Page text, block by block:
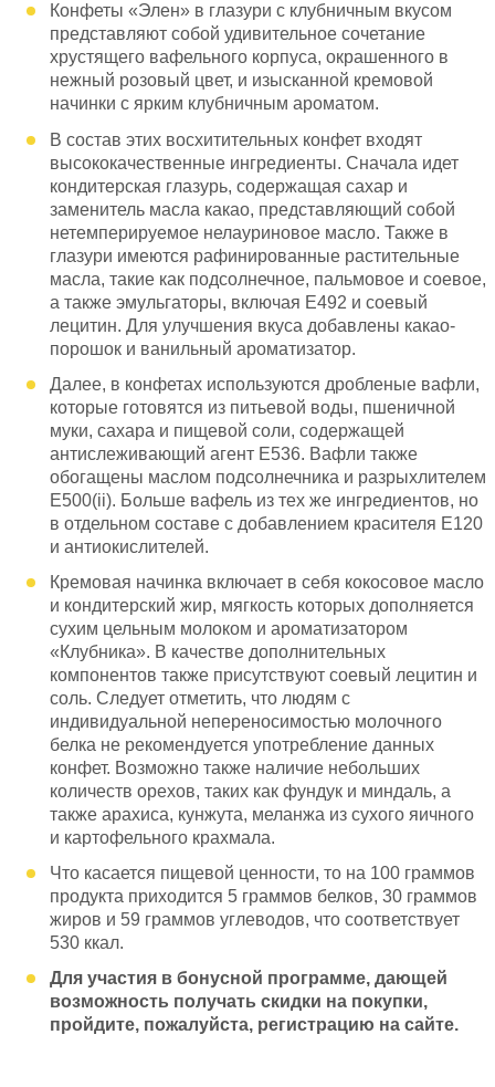
Конфеты «Элен» в глазури с клубничным вкусом
представляют собой удивительное сочетание
хрустящего вафельного корпуса, окрашенного в
нежный розовый цвет, и изысканной кремовой
начинки с ярким клубничным ароматом.
В состав этих восхитительных конфет входят
высококачественные ингредиенты. Сначала идет
кондитерская глазурь, содержащая сахар и
заменитель масла какао, представляющий собой
нетемперируемое нелауриновое масло. Также в
глазури имеются рафинированные растительные
масла, такие как подсолнечное, пальмовое и соевое,
а также эмульгаторы, включая Е492 и соевый
лецитин. Для улучшения вкуса добавлены какао-
порошок и ванильный ароматизатор.
Далее, в конфетах используются дробленые вафли,
которые готовятся из питьевой воды, пшеничной
муки, сахара и пищевой соли, содержащей
антислеживающий агент Е536. Вафли также
обогащены маслом подсолнечника и разрыхлителем
Е500(ii). Больше вафель из тех же ингредиентов, но
в отдельном составе с добавлением красителя Е120
и антиокислителей.
Кремовая начинка включает в себя кокосовое масло
и кондитерский жир, мягкость которых дополняется
сухим цельным молоком и ароматизатором
«Клубника». В качестве дополнительных
компонентов также присутствуют соевый лецитин и
соль. Следует отметить, что людям с
индивидуальной непереносимостью молочного
белка не рекомендуется употребление данных
конфет. Возможно также наличие небольших
количеств орехов, таких как фундук и миндаль, а
также арахиса, кунжута, меланжа из сухого яичного
и картофельного крахмала.
Что касается пищевой ценности, то на 100 граммов
продукта приходится 5 граммов белков, 30 граммов
жиров и 59 граммов углеводов, что соответствует
530 ккал.
Для участия в бонусной программе, дающей
возможность получать скидки на покупки,
пройдите, пожалуйста, регистрацию на сайте.